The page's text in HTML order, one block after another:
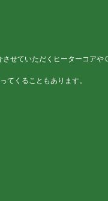
させていただくヒーターコアや
てくることもあります。